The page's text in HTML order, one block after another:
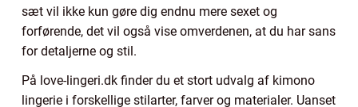
sæt vil ikke kun gøre dig endnu mere sexet og
forførende, det vil også vise omverdenen, at du har sans
for detaljerne og stil.
På love-lingeri.dk finder du et stort udvalg af kimono
lingerie i forskellige stilarter, farver og materialer. Uanset